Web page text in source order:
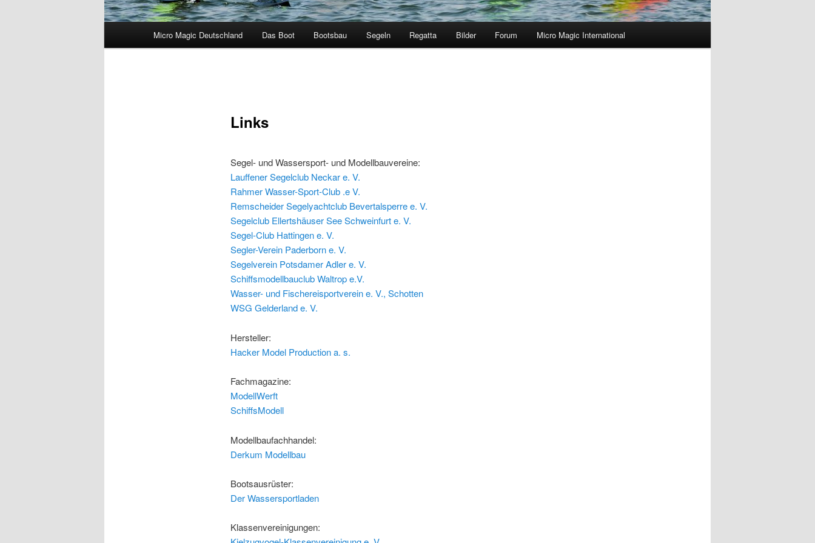
Micro Magic Deutschland Das Boot Bootsbau Segeln Regatta Bilder Forum Micro Magic International
Links
Segel- und Wassersport- und Modellbauvereine:
Lauffener Segelclub Neckar e. V.
Rahmer Wasser-Sport-Club .e V.
Remscheider Segelyachtclub Bevertalsperre e. V.
Segelclub Ellertshäuser See Schweinfurt e. V.
Segel-Club Hattingen e. V.
Segler-Verein Paderborn e. V.
Segelverein Potsdamer Adler e. V.
Schiffsmodellbauclub Waltrop e.V.
Wasser- und Fischereisportverein e. V., Schotten
WSG Gelderland e. V.
Hersteller:
Hacker Model Production a. s.
Fachmagazine:
ModellWerft
SchiffsModell
Modellbaufachhandel:
Derkum Modellbau
Bootsausrüster:
Der Wassersportladen
Klassenvereinigungen: